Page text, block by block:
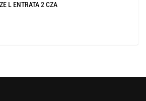
L ENTRATA 2 CZA